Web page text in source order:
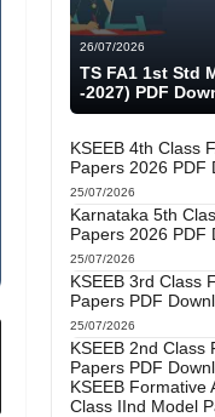
26/07/2026
TS FA1 1st Std
-2027) PDF
KSEEB 4th Class
Papers 2026 PDF
25/07/2026
Karnataka 5th
Papers 2026 PDF
25/07/2026
KSEEB 3rd Class
Papers PDF
25/07/2026
KSEEB 2nd Class
Papers PDF
KSEEB Formative
Class IInd Model